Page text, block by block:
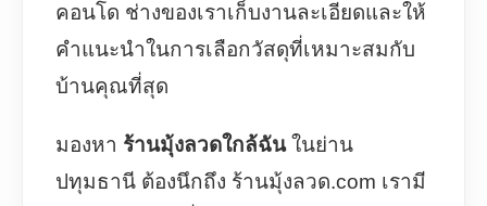
คอนโด ช่างของเราเก็บงานละเอียดและให้
คำแนะนำในการเลือกวัสดุที่เหมาะสมกับ
บ้านคุณที่สุด
มองหา ร้านมุ้งลวดใกล้ฉันในย่าน
ปทุมธานี ต้องนึกถึง ร้านมุ้งลวด.com เรามี